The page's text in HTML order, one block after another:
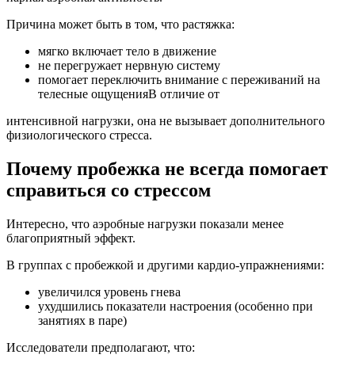
Причина может быть в том, что растяжка:
мягко включает тело в движение
не перегружает нервную систему
помогает переключить внимание с переживаний на
телесные ощущенияВ отличие от
интенсивной нагрузки, она не вызывает дополнительного
физиологического стресса.
Почему пробежка не всегда помогает
справиться со стрессом
Интересно, что аэробные нагрузки показали менее
благоприятный эффект.
В группах с пробежкой и другими кардио-упражнениями:
увеличился уровень гнева
ухудшились показатели настроения (особенно при
занятиях в паре)
Исследователи предполагают, что: